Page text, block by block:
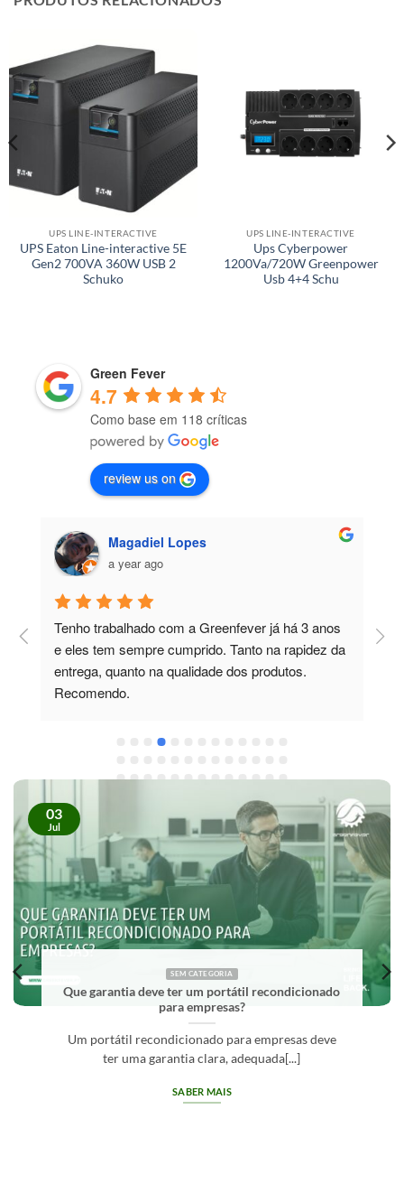
UPS LINE-INTERACTIVE
UPS Eaton Line-interactive 5E
Gen2 700VA 360W USB 2
Schuko
UPS LINE-INTERACTIVE
Ups Cyberpower
1200Va/720W Greenpower
Usb 4+4 Schu
Green Fever
4.7
Como base em 118 críticas
review us on
Magadiel Lopes
a year ago
Tenho trabalhado com a Greenfever já há 3 anos
e eles tem sempre cumprido. Tanto na rapidez da
entrega, quanto na qualidade dos produtos.
Recomendo.
SEM CATEGORIA
Que garantia deve ter um portátil recondicionado
para empresas?
Um portátil recondicionado para empresas deve
ter uma garantia clara, adequada[...]
SABER MAIS
03
Jul